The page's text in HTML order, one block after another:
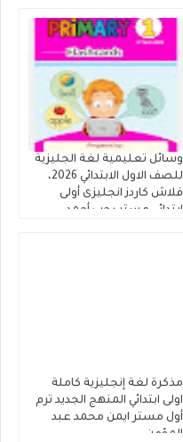
وسائل تعليمية لغة الجليزية
للصف الاول الابتدائي 2026،
فلاش كاردز انجليزى أولى
ابتدائي مستر رجب أحمد
مذكرة لغة إنجليزية كاملة
اولى ابتدائي المنهج الجديد ترم
أول مستر ايمن محمد عبد
المؤمن.